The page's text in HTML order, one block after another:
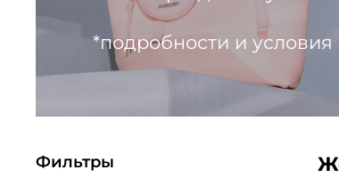
*подробности и
Фильтры